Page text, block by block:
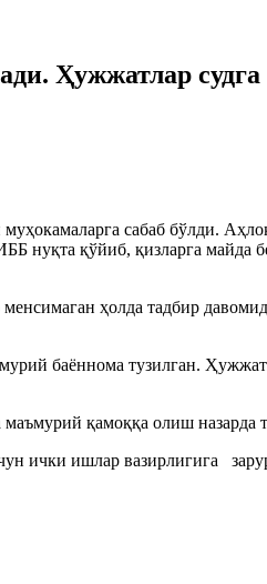
Ҳужжатлар судга
сабаб бўлди.
нуқта қўйиб, қизларга майда
ҳолда тадбир
баённома тузилган.
қамоққа олиш назарда
ички ишлар вазирлигига